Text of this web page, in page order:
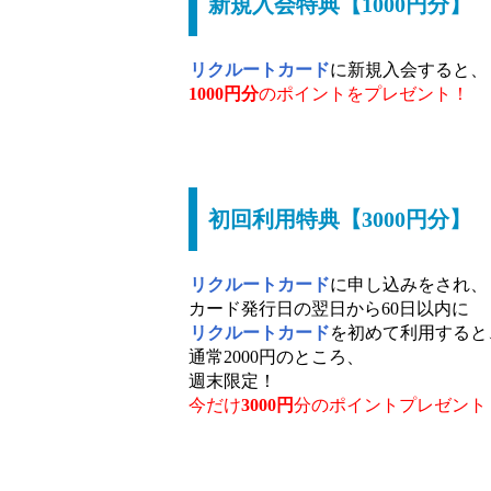
リクルートカードに新規入会すると、
1000円分のポイントをプレゼント！
初回利用特典【3000円分】
リクルートカードに申し込みをされ、
カード発行日の翌日から60日以内に
リクルートカードを初めて利用すると
通常2000円のところ、
週末限定！
今だけ3000円分のポイントプレゼント